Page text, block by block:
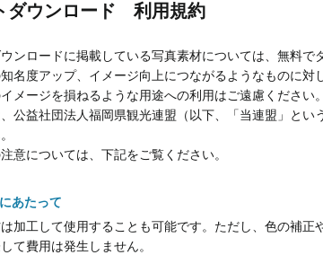
ダウンロード 利用規約
ンロードに掲載している写真素材については、無料で
名度アップ、イメージ向上につながるようなものに対
メージを損ねるような用途への利用はご遠慮ください。
公益社団法人福岡県観光連盟（以下、「当連盟」と
意については、下記をご覧ください。
あたって
加工して使用することも可能です。ただし、色の補正
て費用は発生しません。